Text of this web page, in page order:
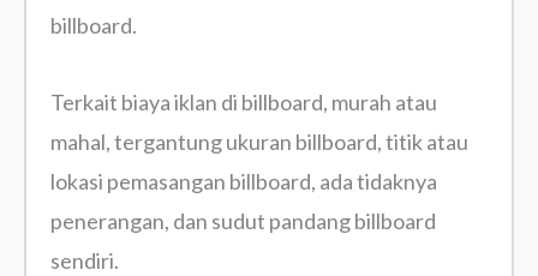
billboard.
Terkait biaya iklan di billboard, murah atau
mahal, tergantung ukuran billboard, titik atau
lokasi pemasangan billboard, ada tidaknya
penerangan, dan sudut pandang billboard
sendiri.